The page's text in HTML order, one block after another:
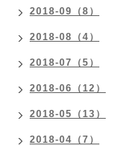
2018-09（8）
2018-08（4）
2018-07（5）
2018-06（12）
2018-05（13）
2018-04（7）